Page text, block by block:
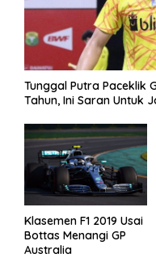
Tunggal Putra Paceklik
Tahun, Ini Saran Untuk
Klasemen F1 2019 Usai
Bottas Menangi GP
Australia